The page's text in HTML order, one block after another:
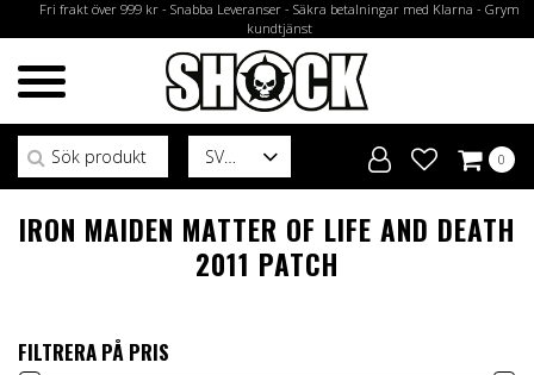
Fri frakt över 999 kr - Snabba Leveranser - Säkra betalningar med Klarna - Grym
kundtjänst
SV
Sök efter:
0
IRON MAIDEN MATTER OF LIFE AND DEATH
2011 PATCH
FILTRERA PÅ PRIS